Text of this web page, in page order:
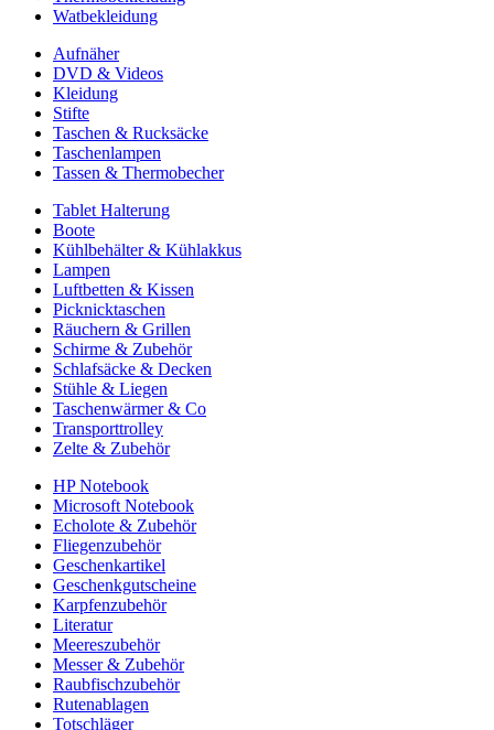
Watbekleidung
Aufnäher
DVD & Videos
Kleidung
Stifte
Taschen & Rucksäcke
Taschenlampen
Tassen & Thermobecher
Tablet Halterung
Boote
Kühlbehälter & Kühlakkus
Lampen
Luftbetten & Kissen
Picknicktaschen
Räuchern & Grillen
Schirme & Zubehör
Schlafsäcke & Decken
Stühle & Liegen
Taschenwärmer & Co
Transporttrolley
Zelte & Zubehör
HP Notebook
Microsoft Notebook
Echolote & Zubehör
Fliegenzubehör
Geschenkartikel
Geschenkgutscheine
Karpfenzubehör
Literatur
Meereszubehör
Messer & Zubehör
Raubfischzubehör
Rutenablagen
Totschläger